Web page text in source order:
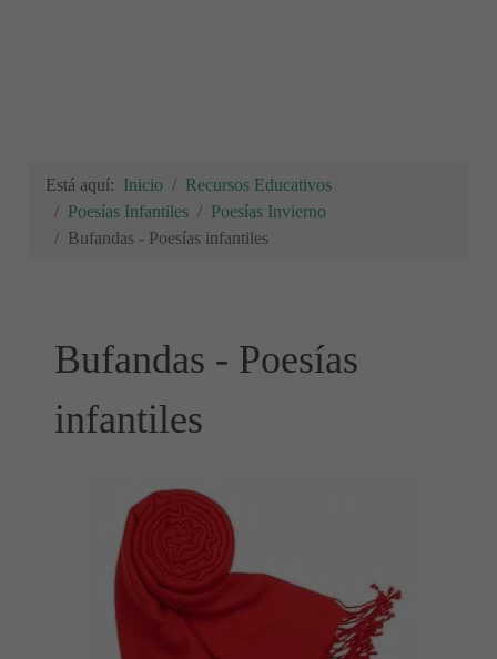
Está aquí: Inicio
Recursos Educativos
Poesías Infantiles
Poesías Invierno
Bufandas - Poesías infantiles
Bufandas - Poesías
infantiles